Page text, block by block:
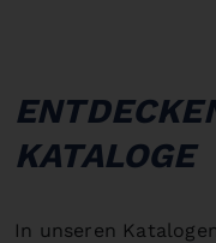
KATALOGE
In unseren